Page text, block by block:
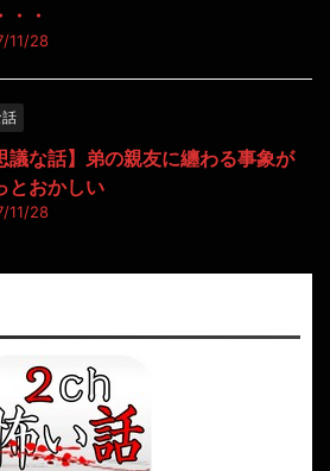
・・
11/28
議な話】弟の親友に纏わる事象が
とおかしい
11/28